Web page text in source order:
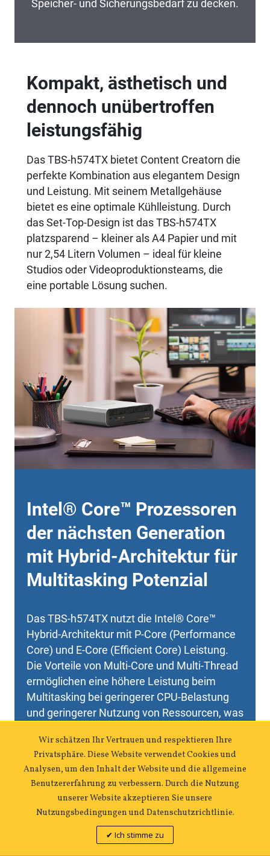
TBS-h574TX-i5UC-05S02
5.234,81 €
IN DEN WARENKORB
Wir schätzen Ihr Vertrauen und respektieren Ihre
Privatsphäre. Diese Website verwendet Cookies und
Analysen, um den Inhalt der Website und die allgemeine
Benutzererfahrung zu verbessern. Durch die Nutzung
unserer Website akzeptieren Sie unsere
Nutzungsbedingungen und Datenschutzrichtlinie.
Ich stimme zu